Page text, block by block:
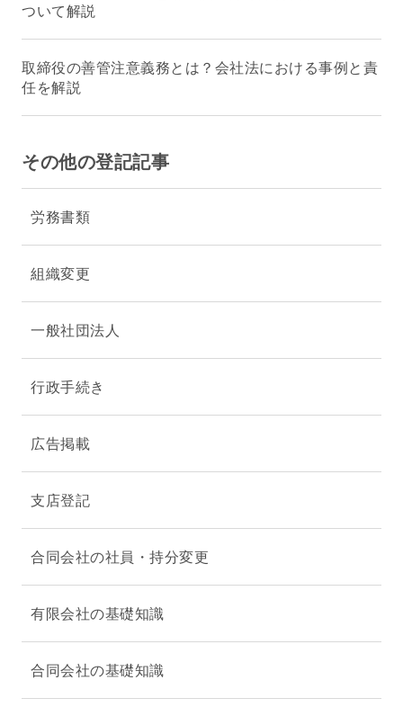
ついて解説
取締役の善管注意義務とは？会社法における事例と責
任を解説
その他の登記記事
労務書類
組織変更
一般社団法人
行政手続き
広告掲載
支店登記
合同会社の社員・持分変更
有限会社の基礎知識
合同会社の基礎知識